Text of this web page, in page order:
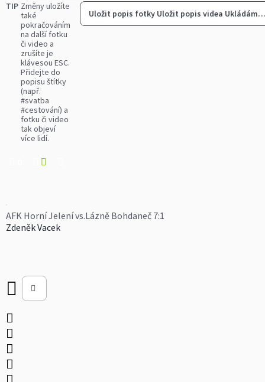
TIP Změny uložíte
také
pokračováním
na další fotku
či video a
zrušíte je
klávesou ESC.
Přidejte do
popisu štítky
(např.
#svatba
#cestování) a
fotku či video
tak objeví
více lidí.
Uložit popis fotky Uložit popis videa
AFK Horní Jelení vs.Lázně Bohdaneč 7:1
Zdeněk Vacek